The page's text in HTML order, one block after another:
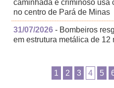
caminhada e criminoso usa
no centro de Pará de Minas
31/07/2026 - Bombeiros
em estrutura metálica de 12
1 2 3 4 5